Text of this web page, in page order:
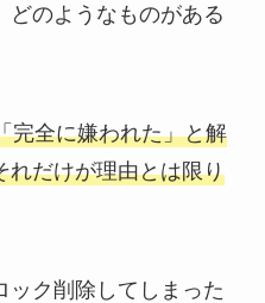
どのようなものがある
完全に嫌われた」と解
れだけが理由とは限り
ック削除してしまった